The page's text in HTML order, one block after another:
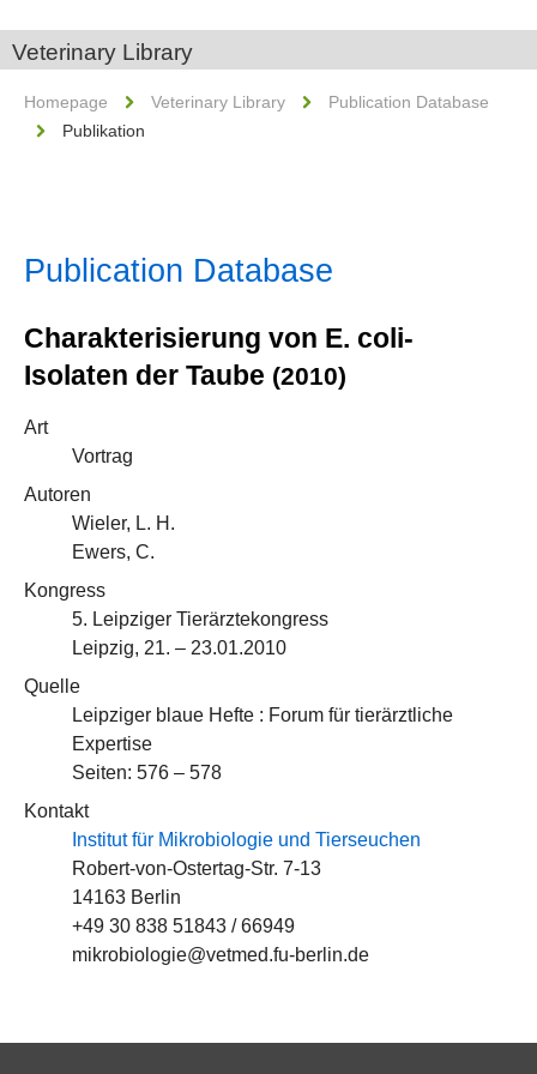
Veterinary Library
Homepage Veterinary Library
Publication Database
Publikation
Publication Database
Charakterisierung von E. coli-
Isolaten der Taube (2010)
Art
Vortrag
Autoren
Wieler, L. H.
Ewers, C.
Kongress
5. Leipziger Tierärztekongress
Leipzig, 21. – 23.01.2010
Quelle
Leipziger blaue Hefte : Forum für tierärztliche
Expertise
Seiten: 576 – 578
Kontakt
Institut für Mikrobiologie und Tierseuchen
Robert-von-Ostertag-Str. 7-13
14163 Berlin
+49 30 838 51843 / 66949
mikrobiologie@vetmed.fu-berlin.de